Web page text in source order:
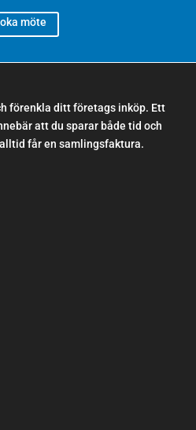
möte
förenkla ditt företags inköp. Ett
att du sparar både tid och
får en samlingsfaktura.